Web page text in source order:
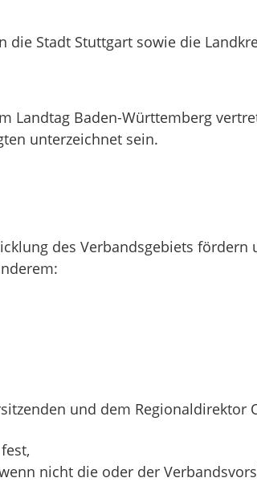
Stadt Stuttgart sowie die
Landtag Baden-Württemberg
unterzeichnet sein.
des Verbandsgebiets
und dem Regionaldirektor
nicht die oder der